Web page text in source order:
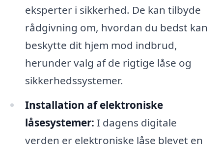
eksperter i sikkerhed. De kan tilbyde
rådgivning om, hvordan du bedst kan
beskytte dit hjem mod indbrud,
herunder valg af de rigtige låse og
sikkerhedssystemer.
Installation af elektroniske
låsesystemer: I dagens digitale
verden er elektroniske låse blevet en